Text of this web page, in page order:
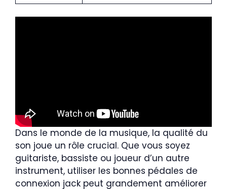
Dans le monde de la musique, la qualité du
son joue un rôle crucial. Que vous soyez
guitariste, bassiste ou joueur d’un autre
instrument, utiliser les bonnes pédales de
connexion jack peut grandement améliorer